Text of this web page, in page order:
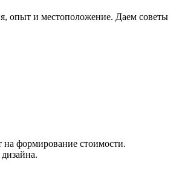
опыт и местоположение. Даем советы
на формирование стоимости.